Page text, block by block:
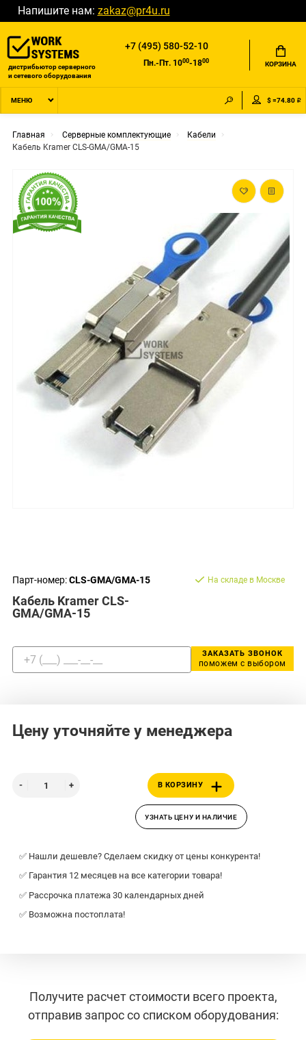
Напишите нам: zakaz@pr4u.ru
дистрибьютор серверного
и сетевого оборудования
+7 (495) 580-52-10
Пн.-Пт. 1000-1800 КОРЗИНА
МЕНЮ $ =74.80 ₽
Главная Серверные комплектующие
Кабели
Кабель Kramer CLS-GMA/GMA-15
Парт-номер:CLS-GMA/GMA-15
Кабель Kramer CLS-
GMA/GMA-15
На складе в Москве
ЗАКАЗАТЬ ЗВОНОК
поможем с выбором
Цену уточняйте у менеджера
В КОРЗИНУ
УЗНАТЬ ЦЕНУ И НАЛИЧИЕ
✅ Нашли дешевле? Сделаем скидку от цены конкурента!
✅ Гарантия 12 месяцев на все категории товара!
✅ Рассрочка платежа 30 календарных дней
✅ Возможна постоплата!
Получите расчет стоимости всего проекта,
отправив запрос со списком оборудования: